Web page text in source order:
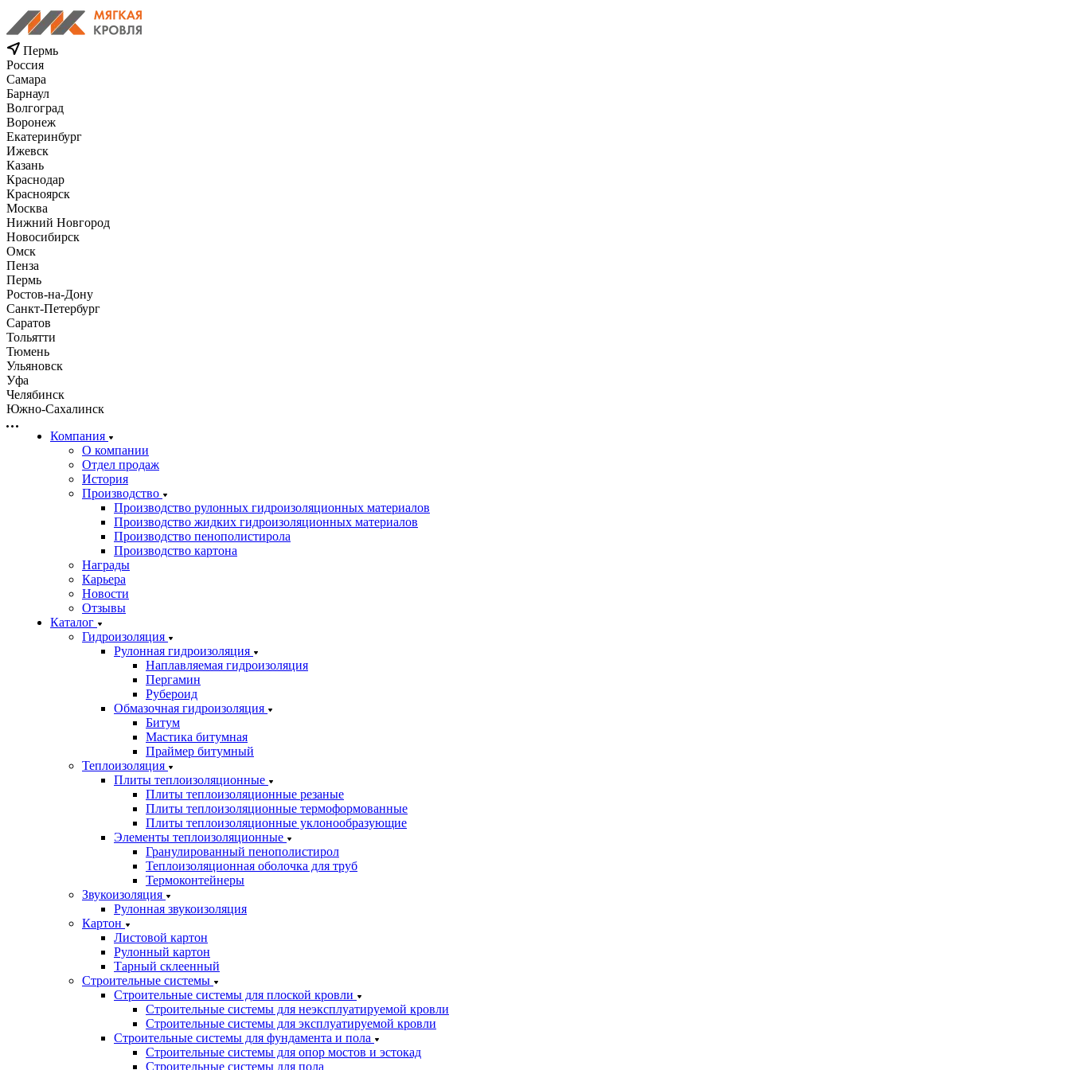
Пермь
Россия
Самара
Барнаул
Волгоград
Воронеж
Екатеринбург
Ижевск
Казань
Краснодар
Красноярск
Москва
Нижний Новгород
Новосибирск
Омск
Пенза
Пермь
Ростов-на-Дону
Санкт-Петербург
Саратов
Тольятти
Тюмень
Ульяновск
Уфа
Челябинск
Южно-Сахалинск
Компания
О компании
Отдел продаж
История
Производство
Производство рулонных гидроизоляционных материалов
Производство жидких гидроизоляционных материалов
Производство пенополистирола
Производство картона
Награды
Карьера
Новости
Отзывы
Каталог
Гидроизоляция
Рулонная гидроизоляция
Наплавляемая гидроизоляция
Пергамин
Рубероид
Обмазочная гидроизоляция
Битум
Мастика битумная
Праймер битумный
Теплоизоляция
Плиты теплоизоляционные
Плиты теплоизоляционные резаные
Плиты теплоизоляционные термоформованные
Плиты теплоизоляционные уклонообразующие
Элементы теплоизоляционные
Гранулированный пенополистирол
Теплоизоляционная оболочка для труб
Термоконтейнеры
Звукоизоляция
Рулонная звукоизоляция
Картон
Листовой картон
Рулонный картон
Тарный склеенный
Строительные системы
Строительные системы для плоской кровли
Строительные системы для неэксплуатируемой кровли
Строительные системы для эксплуатируемой кровли
Строительные системы для фундамента и пола
Строительные системы для опор мостов и эстокад
Строительные системы для пола